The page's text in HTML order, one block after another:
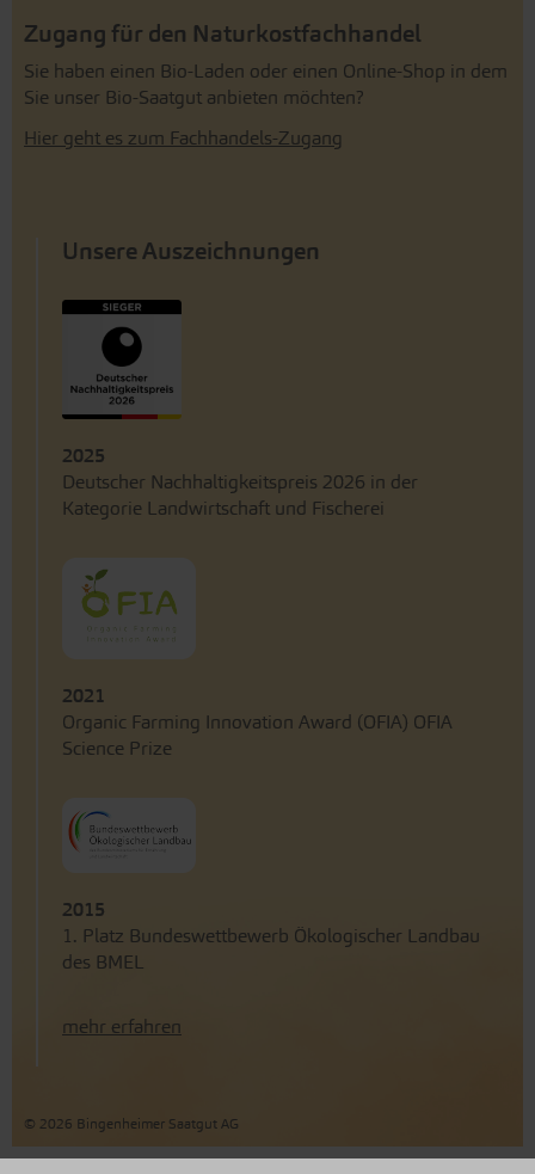
Zugang für den Naturkostfachhandel
Sie haben einen Bio-Laden oder einen Online-Shop in dem
Sie unser Bio-Saatgut anbieten möchten?
Hier geht es zum Fachhandels-Zugang
Unsere Auszeichnungen
2025
Deutscher Nachhaltigkeitspreis 2026 in der
Kategorie Landwirtschaft und Fischerei
2021
Organic Farming Innovation Award (OFIA) OFIA
Science Prize
2015
1. Platz Bundeswettbewerb Ökologischer Landbau
des BMEL
mehr erfahren
© 2026 Bingenheimer Saatgut AG